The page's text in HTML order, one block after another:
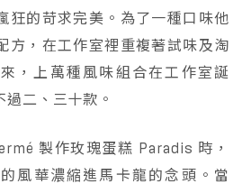
狂的苛求完美。為了一種口味他
方，在工作室裡重複著試味及淘
，上萬種風味組合在工作室誕
過二、三十款。
製作玫瑰蛋糕 Paradis 時，
風華濃縮進馬卡龍的念頭。當